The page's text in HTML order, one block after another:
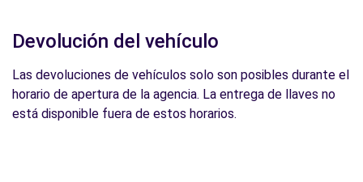
Devolución del vehículo
Las devoluciones de vehículos solo son posibles durante el
horario de apertura de la agencia. La entrega de llaves no
está disponible fuera de estos horarios.